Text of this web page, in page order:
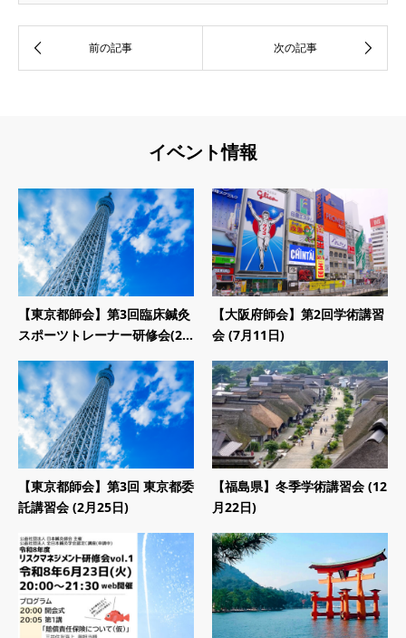
イベント情報
【東京都師会】第3回臨床鍼灸
スポーツトレーナー研修会(2...
【大阪府師会】第2回学術講習
会 (7月11日)
【東京都師会】第3回 東京都委
託講習会 (2月25日)
【福島県】冬季学術講習会 (12
月22日)